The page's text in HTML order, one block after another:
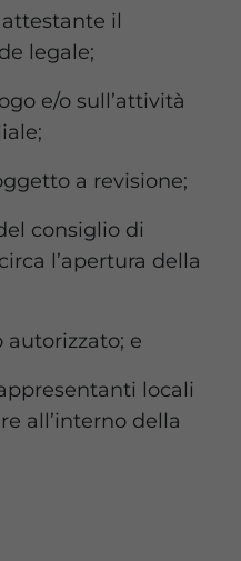
il
legale;
e/o sull’attività
a revisione;
consiglio di
l’apertura della
autorizzato; e
locali
all’interno della